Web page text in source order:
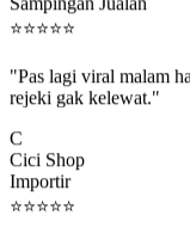
⭐⭐⭐⭐⭐
rejeki gak kelewat."
Cici Shop
Importir
⭐⭐⭐⭐⭐